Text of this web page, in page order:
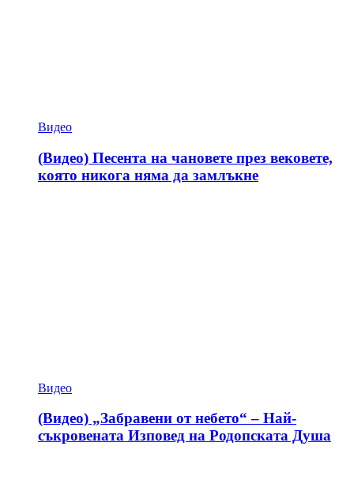
Видео
(Видео) Песента на чановете през вековете,
която никога няма да замлъкне
Видео
(Видео) „Забравени от небето“ – Най-
съкровената Изповед на Родопската Душа